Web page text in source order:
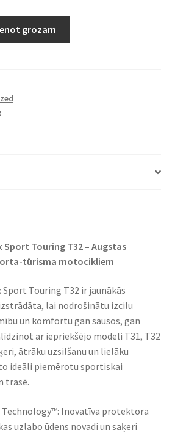
grozam
Touring T32 – Augstas
tūrisma motocikliem​
Touring T32 ir jaunākās
lai nodrošinātu izcilu
un komfortu gan sausos, gan
ar iepriekšējo modeli T31, T32
ātrāku uzsilšanu un lielāku
ideāli piemērotu sportiskai
trasē.​
Technology™: Inovatīva protektora
uzlabo ūdens novadi un saķeri